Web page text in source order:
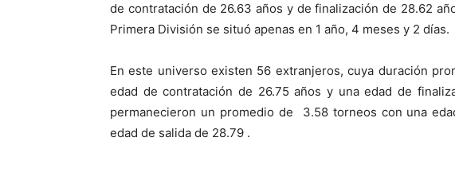
de contratación de 26.63 años y de finalización de 28.62
Primera División se situó apenas en 1 año, 4 meses y 2 días.
En este universo existen 56 extranjeros, cuya duración
edad de contratación de 26.75 años y una edad de
permanecieron un promedio de 3.58 torneos con una
edad de salida de 28.79 .